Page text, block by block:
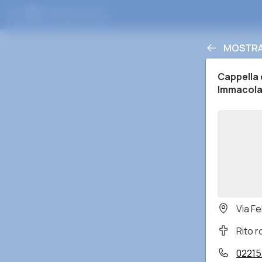
Cappella
Via
Rito